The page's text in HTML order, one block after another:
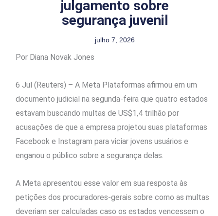
julgamento sobre
segurança juvenil
julho 7, 2026
Por Diana Novak Jones
6 Jul (Reuters) – A Meta Plataformas afirmou em um
documento ​judicial na segunda-feira que quatro estados
estavam buscando multas de US$1,4 trilhão por
acusações de que a empresa projetou suas plataformas
Facebook e Instagram para viciar jovens usuários e
enganou o público sobre a segurança delas.
A Meta apresentou esse valor em sua resposta às
petições dos procuradores-gerais sobre como as multas
deveriam ser calculadas caso os estados vencessem o